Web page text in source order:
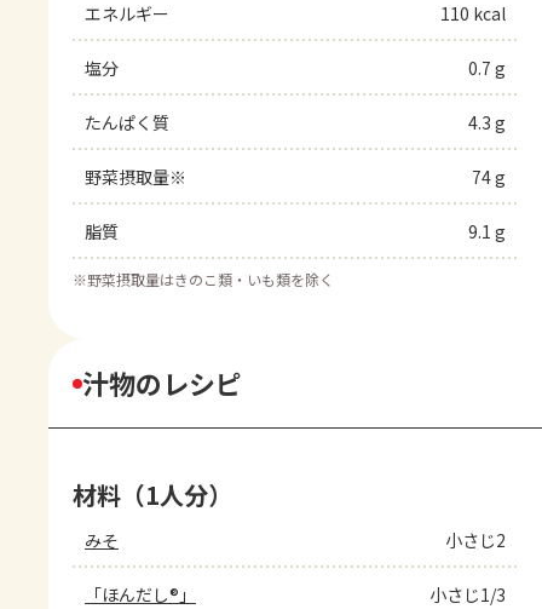
エネルギー 110 kcal
塩分 0.7 g
たんぱく質 4.3 g
野菜摂取量※ 74 g
脂質 9.1 g
※野菜摂取量はきのこ類・いも類を除く
汁物のレシピ
材料（1人分）
みそ 小さじ2
「ほんだし®」 小さじ1/3